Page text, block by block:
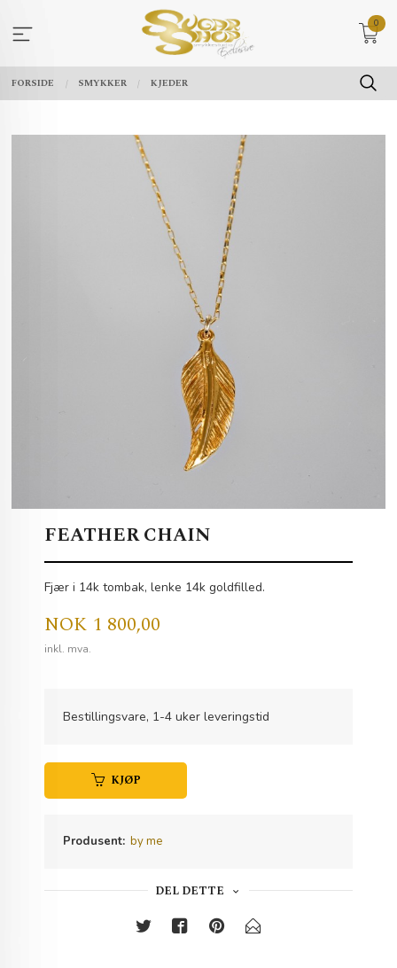
innholdet
0
FORSIDE SMYKKER KJEDER
FEATHER CHAIN
Fjær i 14k tombak, lenke 14k goldfilled.
Pris
NOK 1 800,00
inkl. mva.
Bestillingsvare, 1-4 uker leveringstid
KJØP
Produsent: by me
DEL DETTE